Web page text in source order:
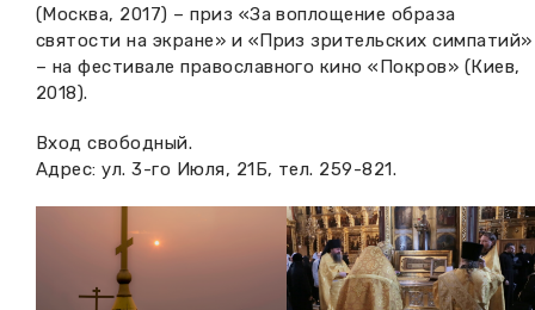
(Москва, 2017) – приз «За воплощение образа
святости на экране» и «Приз зрительских симпатий»
– на фестивале православного кино «Покров» (Киев,
2018).
Вход свободный.
Адрес: ул. 3-го Июля, 21Б, тел. 259-821.